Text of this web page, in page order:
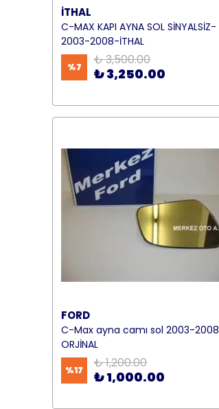
İTHAL
C-MAX KAPI AYNA SOL SİNYALSİZ-
2003-2008-İTHAL
%7 ₺ 3,500.00
₺ 3,250.00
FORD
C-Max ayna camı sol 2003-2008
ORJİNAL
%17 ₺ 1,200.00
₺ 1,000.00